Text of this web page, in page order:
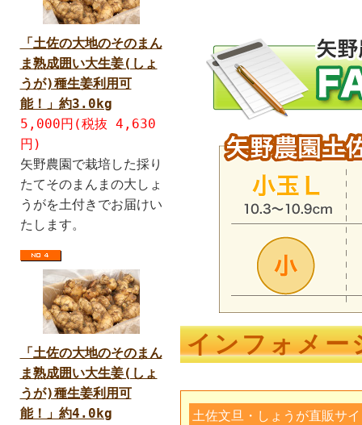
「土佐の大地のそのまん
ま熟成囲い大生姜(しょ
うが)種生姜利用可
能！」約3.0kg
5,000円(税抜 4,630
円)
矢野農園で栽培した採り
たてそのまんまの大しょ
うがを土付きでお届けい
たします。
「土佐の大地のそのまん
ま熟成囲い大生姜(しょ
うが)種生姜利用可
能！」約4.0kg
インフォメー
土佐文旦・しょうが直販サ